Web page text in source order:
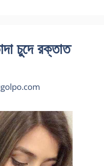
চুদে রক্তাত